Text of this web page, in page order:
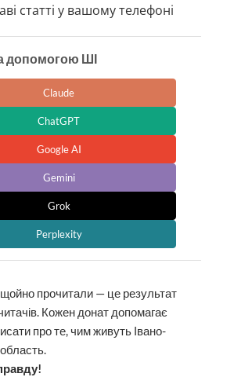
статті у вашому телефоні
допомогою ШІ
Claude
ChatGPT
Google AI
Gemini
Grok
Perplexity
щойно прочитали — це результат
Кожен донат допомагає
про те, чим живуть Івано-